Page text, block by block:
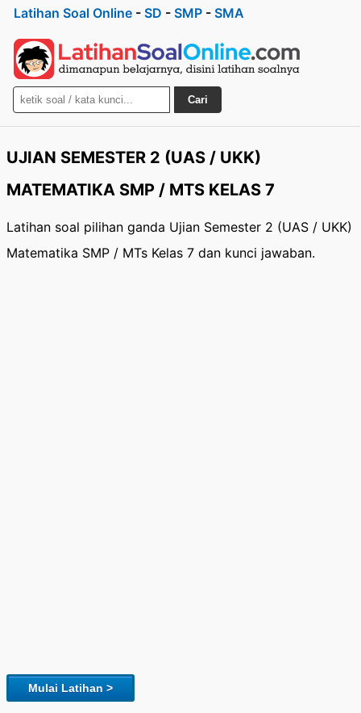
Latihan Soal Online - SD - SMP - SMA
Cari
UJIAN SEMESTER 2 (UAS / UKK)
MATEMATIKA SMP / MTS KELAS 7
Latihan soal pilihan ganda Ujian Semester 2 (UAS / UKK)
Matematika SMP / MTs Kelas 7 dan kunci jawaban.
Mulai Latihan >